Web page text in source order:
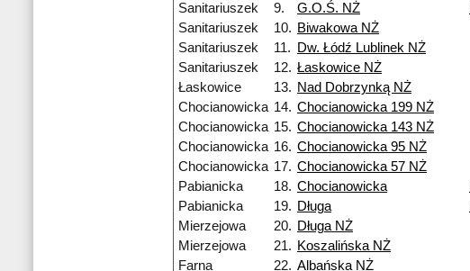
Sanitariuszek
9. G.O.Ś. NŻ
Sanitariuszek
10. Biwakowa NŻ
Sanitariuszek
11.
Dw. Łódź Lublinek NŻ
Sanitariuszek
12. Łaskowice NŻ
Łaskowice
13. Nad Dobrzynką NŻ
Chocianowicka 14. Chocianowicka 199 NŻ
Chocianowicka 15. Chocianowicka 143 NŻ
Chocianowicka 16. Chocianowicka 95 NŻ
Chocianowicka 17. Chocianowicka 57 NŻ
Pabianicka
18. Chocianowicka
Pabianicka
19. Długa
Mierzejowa
20. Długa NŻ
Mierzejowa
21. Koszalińska NŻ
Farna
22. Albańska NŻ